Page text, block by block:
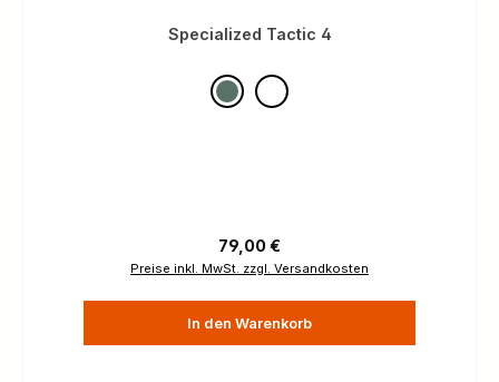
Specialized Tactic 4
Regulärer Preis:
79,00 €
Preise inkl. MwSt. zzgl. Versandkosten
In den Warenkorb